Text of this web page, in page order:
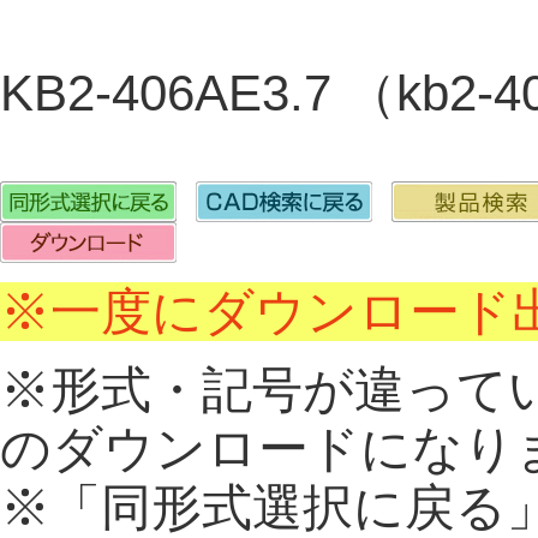
KB2-406AE3.7 （
※一度にダウンロード
※形式・記号が違って
のダウンロードになり
※「同形式選択に戻る